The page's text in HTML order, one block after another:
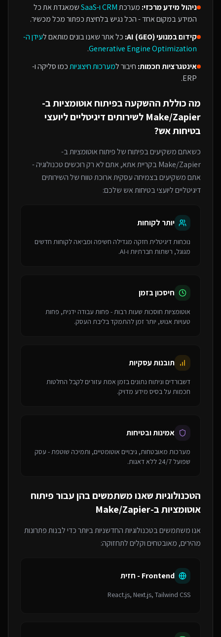
ניהול מידע מרכזי: מערכתCRM ו-SaaS
שמאגדת את כל
המידע במקום אחד - הכל נגיש בלחיצת כפתור מכל מכשיר.
קידום במנועי AI (GEO):
כל אתר שאנו בונים מותאם לעידן ה-
Generative Engine Optimization
.
אינטגרציות חכמות: חיבור למערכות חיצוניותכמו סליקה ו-
ERP.
מה כוללת ההשקעה בפיתוח אוטומציות ב-
Make/Zapier לשירותים דיגיטליים ליועצי
בטיחות אש?
כשאתם משקיעים בפיתוח שלפיתוח אוטומציות ב-
Make/Zapierבקריית אתא, אתם לא רק רוכשים טכנולוגיה -
אתם משקיעים בצמיחה עסקית ארוכת טווח של השירותים
דיגיטליים ליועצי בטיחות אש שלכם:
יותר לקוחות
נוכחות דיגיטלית חזקה מגדילה חשיפה ומביאה לקוחות חדשים
מגוגל, רשתות חברתיות ו-AI.
חיסכון בזמן
אוטומציות חוסכות שעות רבות - פחות עבודה ידנית, פחות
טעויות אנוש, יותר זמן להתמקד בליבת העסק.
תובנות עסקיות
דשבורדים וניתוח נתונים בזמן אמת עזורים לקבל החלטות
חכמות על בסיס מידע מדויק.
אמינות ובטיחות
מערכות מאובטחות, גיבויים אוטומטיים, ותמיכה שוטפת - עסק
שפועל 24/7 ללא דאגות.
הטכנולוגיות שאנו משתמשים בהן עבור פיתוח
אוטומציות ב-Make/Zapier
אנו משתמשים בטכנולוגיות החדשניות ביותר כדי לבנות פתרונות
מהירים, מאובטחים וקלים לתחזוקה:
Frontend - חזית
React.js, Next.js, Tailwind CSS